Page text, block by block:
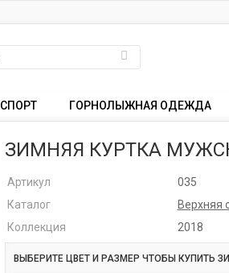
СПОРТ ГОРНОЛЫЖНАЯ ОДЕЖДА
ЗИМНЯЯ КУРТКА
Артикул
035
Каталог
Верхняя
Коллекция
2018
ВЫБЕРИТЕ ЦВЕТ И РАЗМЕР ЧТОБЫ КУПИТЬ